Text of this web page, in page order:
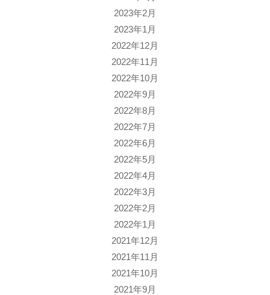
2023年2月
2023年1月
2022年12月
2022年11月
2022年10月
2022年9月
2022年8月
2022年7月
2022年6月
2022年5月
2022年4月
2022年3月
2022年2月
2022年1月
2021年12月
2021年11月
2021年10月
2021年9月